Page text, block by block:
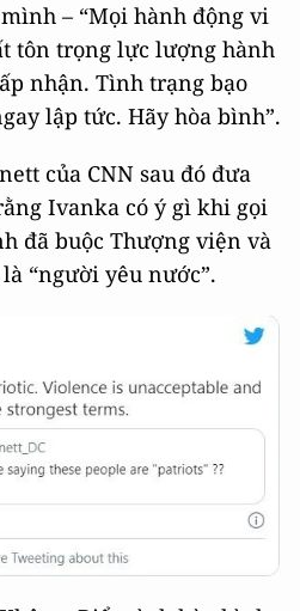
– “Mọi hành động vi
tôn trọng lực lượng hành
nhận. Tình trạng bạo
lập tức. Hãy hòa bình”.
của CNN sau đó đưa
Ivanka có ý gì khi gọi
đã buộc Thượng viện và
“người yêu nước”.